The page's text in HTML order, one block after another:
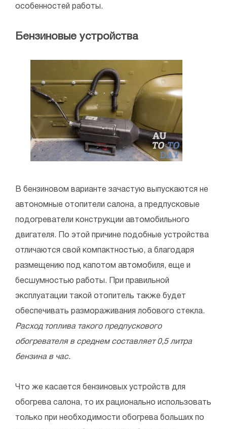
особенностей работы.
Бензиновые устройства
В бензиновом варианте зачастую выпускаются не
автономные отопители салона, а предпусковые
подогреватели конструкции автомобильного
двигателя. По этой причине подобные устройства
отличаются свой компактностью, а благодаря
размещению под капотом автомобиля, еще и
бесшумностью работы. При правильной
эксплуатации такой отопитель также будет
обеспечивать размораживания лобового стекла.
Расход топлива такого предпускового
обогревателя в среднем составляет 0,5 литра
бензина в час.
Что же касается бензиновых устройств для
обогрева салона, то их рационально использовать
только при необходимости обогрева больших по